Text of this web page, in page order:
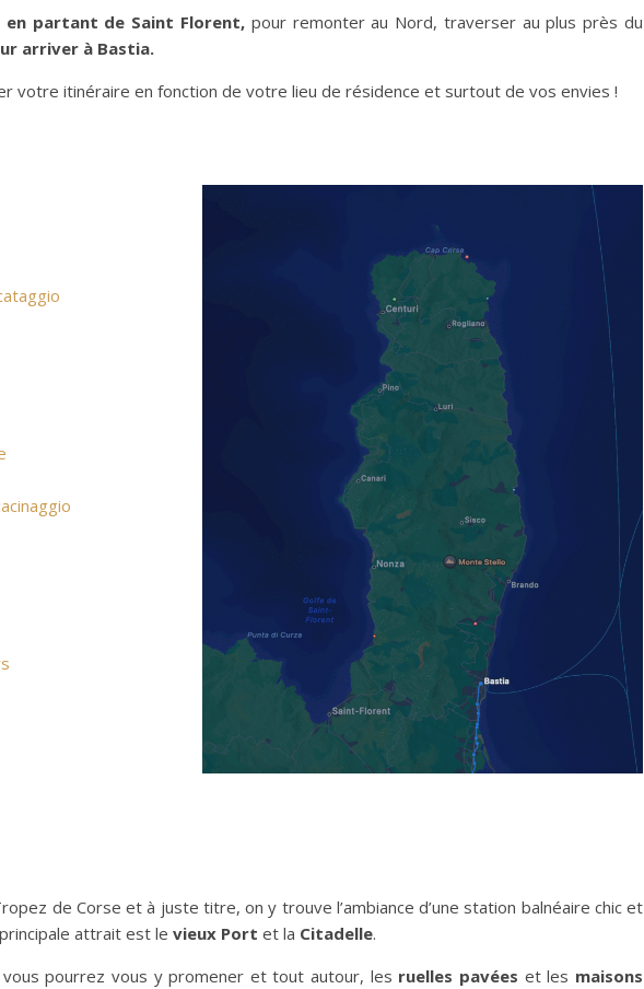
en partant de Saint Florent, pour remonter au Nord, traverser au plus près du
arriver à Bastia.
votre itinéraire en fonction de votre lieu de résidence et surtout de vos envies !
de Corse et à juste titre, on y trouve l’ambiance d’une station balnéaire chic et
attrait est le vieux Port et la Citadelle.
vous pourrez vous y promener et tout autour, les ruelles pavées et les maisons